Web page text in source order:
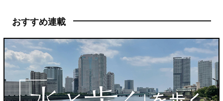
おすすめ連載